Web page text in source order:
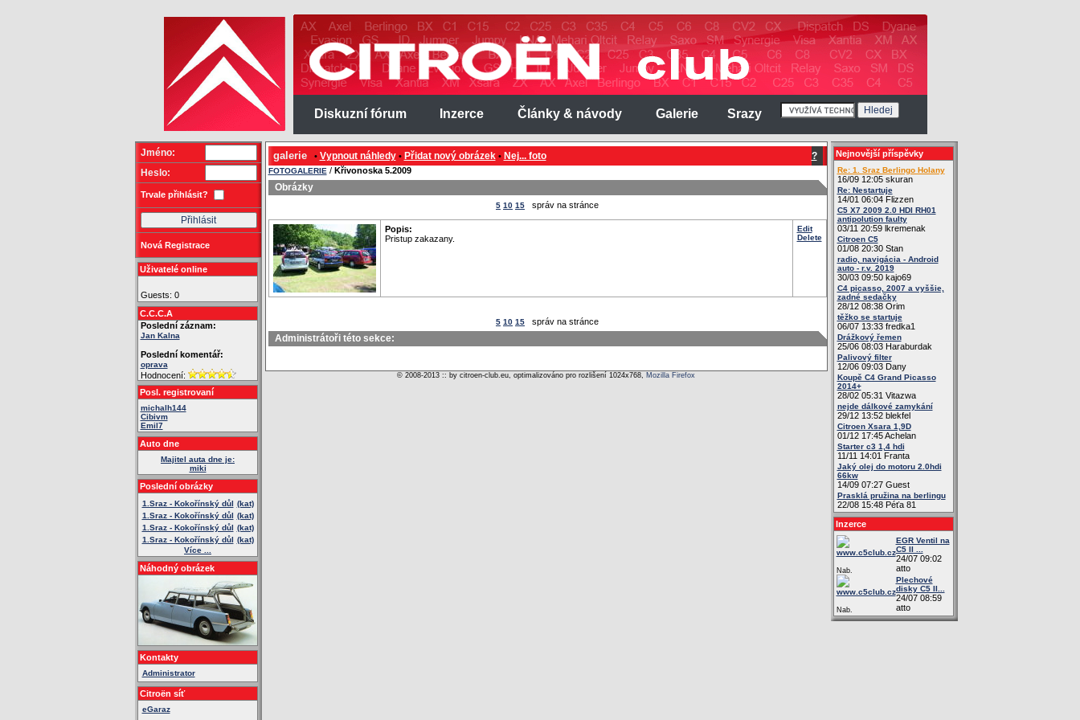
Diskuzní fórum Inzerce Články & návody Galerie Srazy
Jméno:
Heslo:
Trvale přihlásit?
Nová Registrace
Uživatelé online
Guests: 0
C.C.C.A
Poslední záznam:
Jan Kalna
Poslední komentář:
oprava
Hodnocení:
Posl. registrovaní
michalh144
Cibivm
Emil7
Auto dne
Majitel auta dne je:
miki
Poslední obrázky
1.Sraz - Kokořínský důl (kat)
1.Sraz - Kokořínský důl (kat)
1.Sraz - Kokořínský důl (kat)
1.Sraz - Kokořínský důl (kat)
Více ...
Náhodný obrázek
Kontakty
Administrator
Citroën síť
eGaraz
galerie• Vypnout náhledy• Přidat nový obrázek• Nej... foto ?
FOTOGALERIE / Křivonoska 5.2009
Obrázky
5 10 15 správ na stránce
Popis:
Pristup zakazany.
Edit
Delete
5 10 15 správ na stránce
Administrátoři této sekce:
© 2008-2013 :: by citroen-club.eu, optimalizováno pro rozlišení 1024x768, Mozilla Firefox
Nejnovější příspěvky
Re: 1. Sraz Berlingo Holany
16/09 12:05 skuran
Re: Nestartuje
14/01 06:04 Flizzen
C5 X7 2009 2.0 HDI RH01
antipolution faulty
03/11 20:59 lkremenak
Citroen C5
01/08 20:30 Stan
radio, navigácia - Android
auto - r.v. 2019
30/03 09:50 kajo69
C4 picasso, 2007 a vyššie,
zadné sedačky
28/12 08:38 Orim
těžko se startuje
06/07 13:33 fredka1
Drážkový řemen
25/06 08:03 Haraburdak
Palivový filter
12/06 09:03 Dany
Koupě C4 Grand Picasso
2014+
28/02 05:31 Vitazwa
nejde dálkové zamykání
29/12 13:52 blekfel
Citroen Xsara 1,9D
01/12 17:45 Achelan
Starter c3 1,4 hdi
11/11 14:01 Franta
Jaký olej do motoru 2.0hdi
66kw
14/09 07:27 Guest
Prasklá pružina na berlingu
22/08 15:48 Péťa 81
Inzerce
Nab.
EGR Ventil na
C5 II ...
24/07 09:02
atto
Nab.
Plechové
disky C5 II...
24/07 08:59
atto